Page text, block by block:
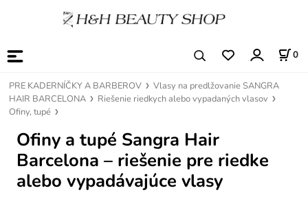
0
PRE KADERNÍČKY A BARBEROV
Vlasy na predlžovanie SANGRA
HAIR BARCELONA
Riešenie riedkych alebo vypadaných vlasov
Ofiny, tupé
Ofiny a tupé Sangra Hair
Barcelona – riešenie pre riedke
alebo vypadávajúce vlasy